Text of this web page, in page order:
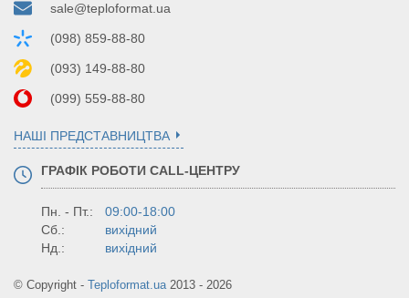
sale@teploformat.ua
(098) 859-88-80
(093) 149-88-80
(099) 559-88-80
НАШІ ПРЕДСТАВНИЦТВА
ГРАФІК РОБОТИ CALL-ЦЕНТРУ
Пн. - Пт.:
09:00-18:00
Сб.:
вихідний
Нд.:
вихідний
© Copyright - Teploformat.ua2013 - 2026